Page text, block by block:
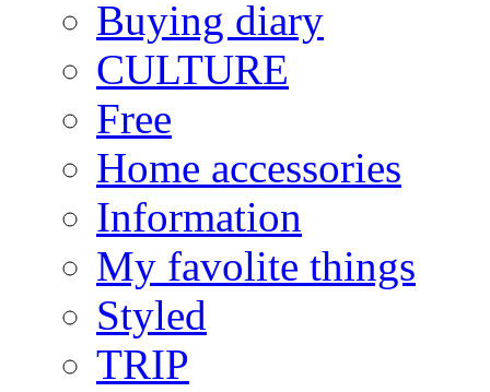
Buying diary
CULTURE
Free
Home accessories
Information
My favolite things
Styled
TRIP